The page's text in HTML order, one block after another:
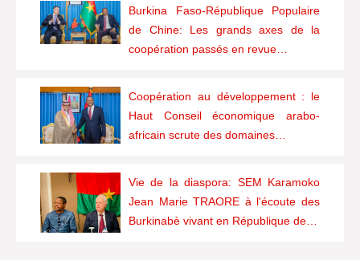
Burkina Faso-République Populaire
de Chine: Les grands axes de la
coopération passés en revue…
Coopération au développement : le
Haut Conseil économique arabo-
africain scrute des domaines…
Vie de la diaspora: SEM Karamoko
Jean Marie TRAORE à l'écoute des
Burkinabè vivant en République de…